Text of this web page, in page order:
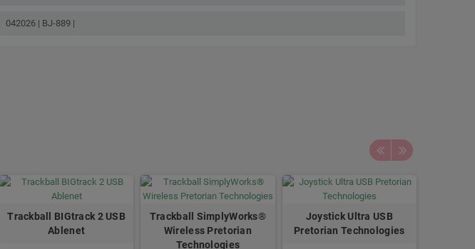
042026 | BJ-889 |
Trackball BIGtrack 2 USB
Ablenet
Trackball SimplyWorks®
Wireless Pretorian
Technologies
Joystick Ultra USB
Pretorian Technologies